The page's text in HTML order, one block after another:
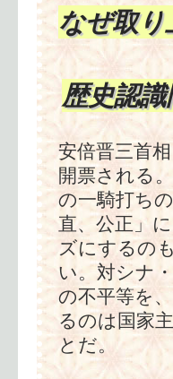
なぜ取
歴史認
安倍晋三首
開票される
の一騎打ち
直、公正」
ズにするの
い。対シナ
の不平等を
るのは国家
とだ。